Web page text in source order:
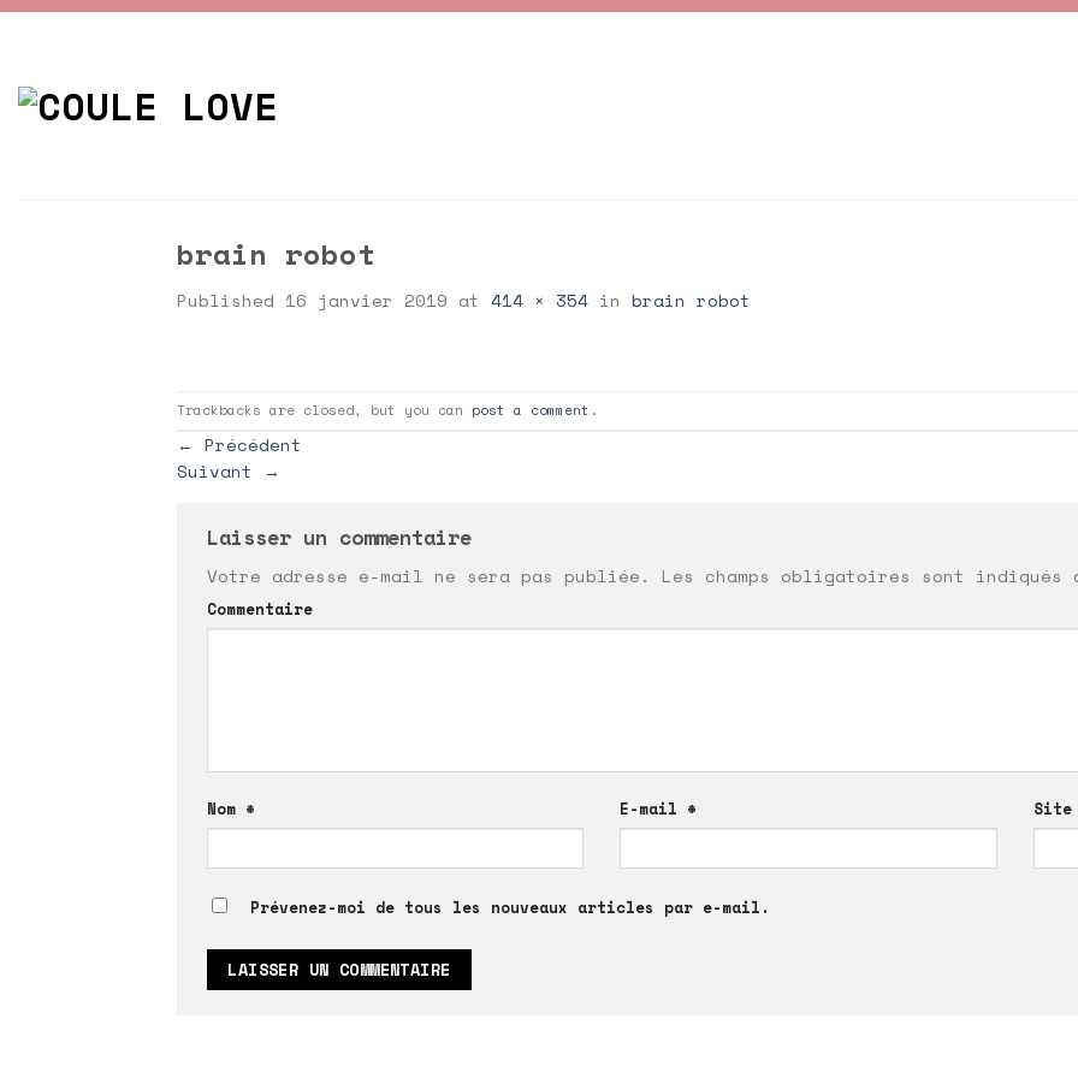
brain robot
Published 16 janvier 2019 at 414 × 354 in brain robot
Trackbacks are closed, but you can post a comment .
← Précédent
Suivant →
Laisser un commentaire
Votre adresse e-mail ne sera pas publiée. Les champs obligatoires sont indiqués
Commentaire
Nom * E-mail * Site
Prévenez-moi de tous les nouveaux articles par e-mail.